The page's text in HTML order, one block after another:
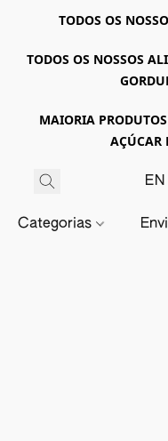
TODOS OS
TODOS OS NOSSOS
MAIORIA
AÇÚCAR
EN
Categorias